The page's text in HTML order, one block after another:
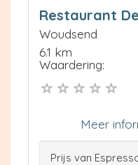
Restaurant
Woudsend
6.1 km
Waardering:
Meer
Prijs van